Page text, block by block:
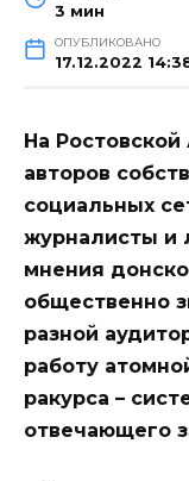
3 мин
ОПУБЛИКОВАНО
17.12.2022
На
авторов
социальных
журналисты и
мнения
общественно
разной
работу
ракурса –
отвечающего